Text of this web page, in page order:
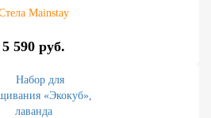
Mainstay
5 590 руб.